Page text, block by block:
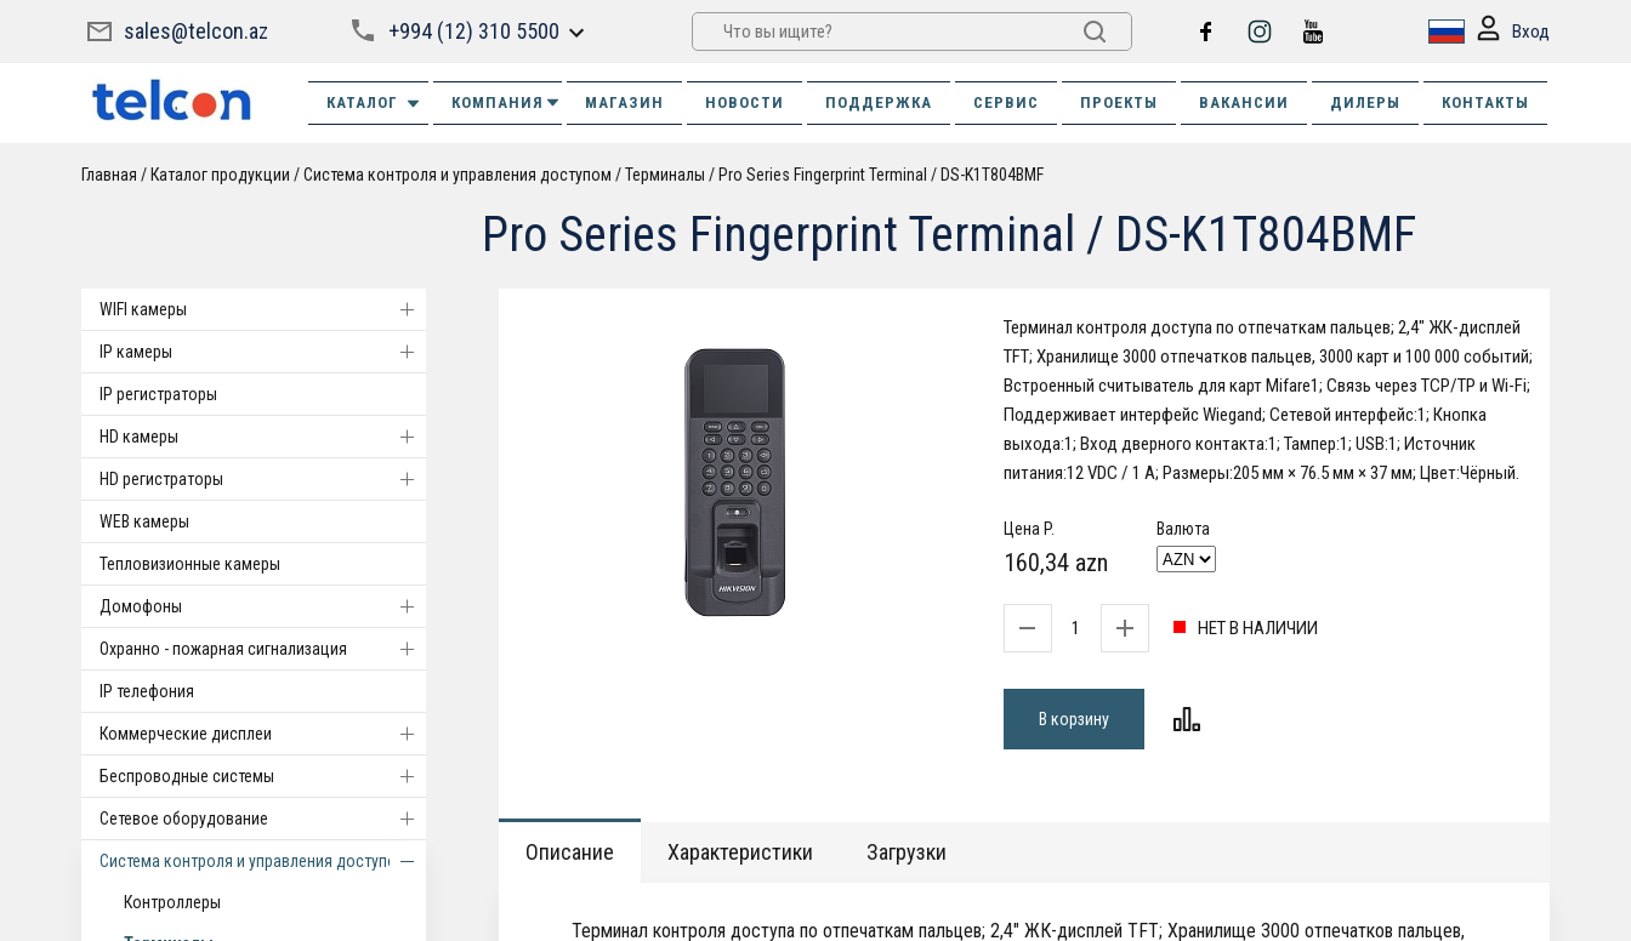
sales@telcon.az +994 (12) 310 5500 Вход
КАТАЛОГ КОМПАНИЯ МАГАЗИН НОВОСТИ ПОДДЕРЖКА СЕРВИС ПРОЕКТЫ ВАКАНСИИ ДИЛЕРЫ КОНТАКТЫ
Главная Каталог продукции Система контроля и управления доступом Терминалы Pro Series Fingerprint Terminal / DS-K1T804BMF
Pro Series Fingerprint Terminal / DS-K1T804BMF
WIFI камеры
IP камеры
IP регистраторы
HD камеры
HD регистраторы
WEB камеры
Тепловизионные камеры
Домофоны
Охранно - пожарная сигнализация
IP телефония
Коммерческие дисплеи
Беспроводные системы
Cетевое оборудование
Система контроля и управления доступом
Контроллеры
Цена P.
160,34 azn
Валюта
НЕТ В НАЛИЧИИ
В корзину
Терминал контроля доступа по отпечаткам пальцев; 2,4" ЖК-дисплей
TFT; Хранилище 3000 отпечатков пальцев, 3000 карт и 100 000 событий;
Встроенный считыватель для карт Mifare1; Связь через TCP/TP и Wi-Fi;
Поддерживает интерфейс Wiegand; Сетевой интерфейс:1; Кнопка
выхода:1; Вход дверного контакта:1; Тампер:1; USB:1; Источник
питания:12 VDC / 1 A; Размеры:205 мм × 76.5 мм × 37 мм; Цвет:Чёрный.
Описание Характеристики Загрузки
Терминал контроля доступа по отпечаткам пальцев; 2,4" ЖК-дисплей TFT; Хранилище 3000 отпечатков пальцев,